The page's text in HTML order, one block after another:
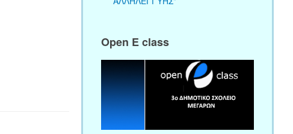
Open E class